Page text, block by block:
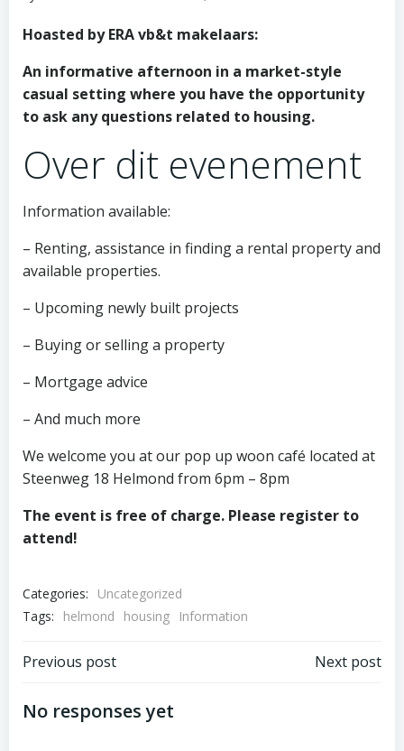
Hoasted by ERA vb&t makelaars:
An informative afternoon in a market-style
casual setting where you have the opportunity
to ask any questions related to housing.
Over dit evenement
Information available:
– Renting, assistance in finding a rental property and
available properties.
– Upcoming newly built projects
– Buying or selling a property
– Mortgage advice
– And much more
We welcome you at our pop up woon café located at
Steenweg 18 Helmond from 6pm – 8pm
The event is free of charge. Please register to
attend!
Categories:
Uncategorized
Tags:
helmond housing Information
Post
navigation
Previous post Next post
No responses yet